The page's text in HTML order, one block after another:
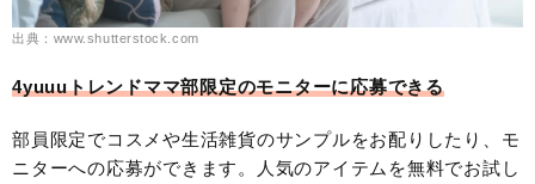
出典：www.shutterstock.com
4yuuuトレンドママ部限定のモニターに応募できる
部員限定でコスメや生活雑貨のサンプルをお配りしたり、モ
ニターへの応募ができます。人気のアイテムを無料でお試し